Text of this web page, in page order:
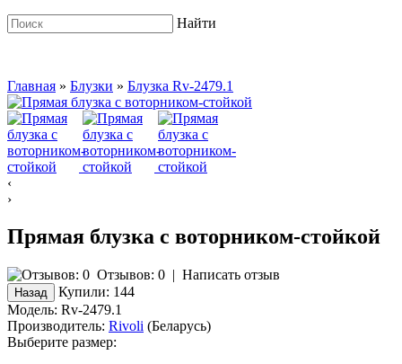
Найти
Главная » Блузки » Блузка Rv-2479.1
‹
›
Прямая блузка с воторником-стойкой
Отзывов: 0 | Написать отзыв
Купили: 144
Модель: Rv-2479.1
Производитель: Rivoli (Беларусь)
Выберите размер: